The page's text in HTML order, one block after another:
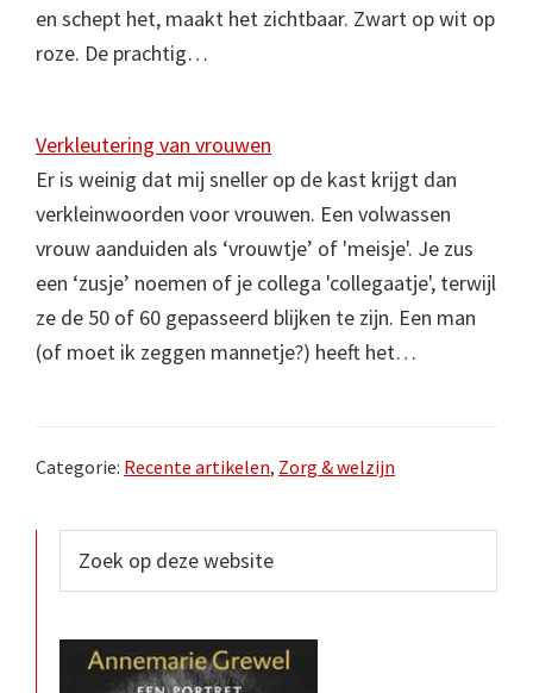
en schept het, maakt het zichtbaar. Zwart op wit op
roze. De prachtig…
Verkleutering van vrouwen
Er is weinig dat mij sneller op de kast krijgt dan
verkleinwoorden voor vrouwen. Een volwassen
vrouw aanduiden als ‘vrouwtje’ of 'meisje'. Je zus
een ‘zusje’ noemen of je collega 'collegaatje', terwijl
ze de 50 of 60 gepasseerd blijken te zijn. Een man
(of moet ik zeggen mannetje?) heeft het…
Categorie: Recente artikelen, Zorg & welzijn
Primaire
Sidebar
op